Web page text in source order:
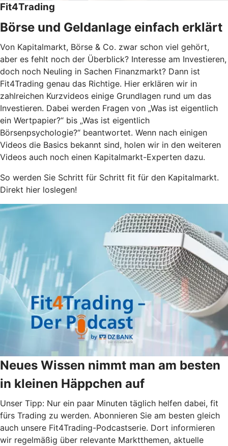
Fit4Trading
Börse und Geldanlage einfach erklärt
Von Kapitalmarkt, Börse & Co. zwar schon viel gehört,
aber es fehlt noch der Überblick? Interesse am Investieren,
doch noch Neuling in Sachen Finanzmarkt? Dann ist
Fit4Trading genau das Richtige. Hier erklären wir in
zahlreichen Kurzvideos einige Grundlagen rund um das
Investieren. Dabei werden Fragen von „Was ist eigentlich
ein Wertpapier?“ bis „Was ist eigentlich
Börsenpsychologie?“ beantwortet. Wenn nach einigen
Videos die Basics bekannt sind, holen wir in den weiteren
Videos auch noch einen Kapitalmarkt-Experten dazu.
So werden Sie Schritt für Schritt fit für den Kapitalmarkt.
Direkt hier loslegen!
Neues Wissen nimmt man am besten
in kleinen Häppchen auf
Unser Tipp: Nur ein paar Minuten täglich helfen dabei, fit
fürs Trading zu werden. Abonnieren Sie am besten gleich
auch unsere Fit4Trading-Podcastserie. Dort informieren
wir regelmäßig über relevante Marktthemen, aktuelle